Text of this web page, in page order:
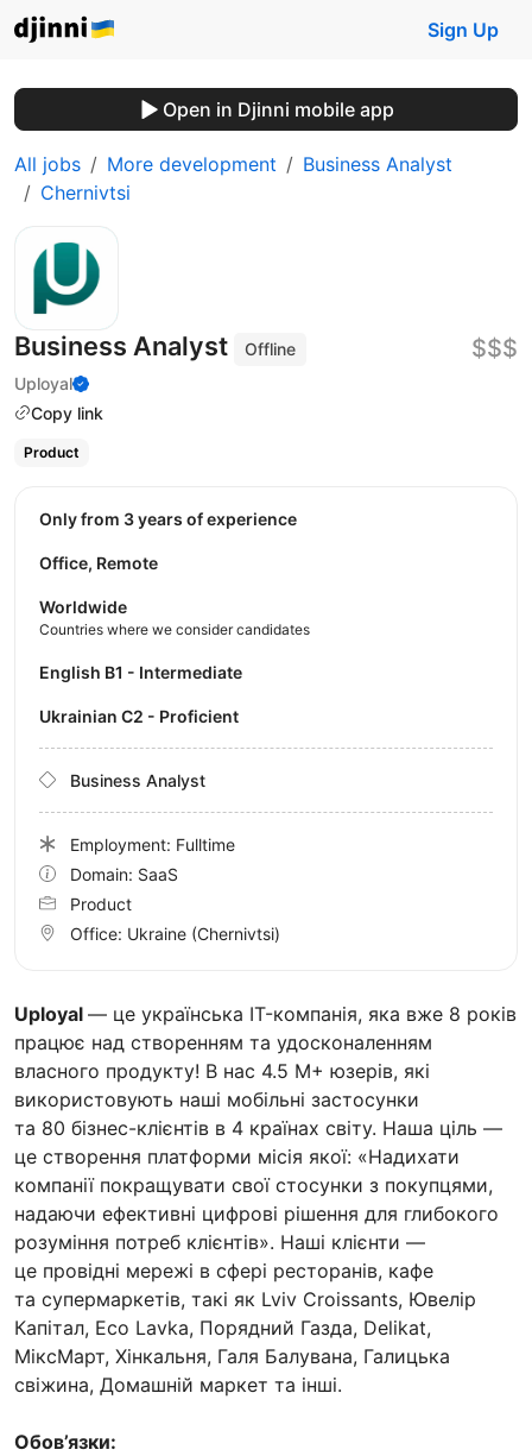
Sign Up
Open in Djinni mobile app
All jobs More development
Business Analyst
Chernivtsi
Business Analyst
Offline
Uployal
Copy link
$$$
Product
Uployal — це українська IT-компанія, яка вже 8 років
працює над створенням та удосконаленням
власного продукту! В нас 4.5 M+ юзерів, які
використовують наші мобільні застосунки
та 80 бізнес-клієнтів в 4 країнах світу. Наша ціль —
це створення платформи місія якої: «Надихати
компанії покращувати свої стосунки з покупцями,
надаючи ефективні цифрові рішення для глибокого
розуміння потреб клієнтів». Наші клієнти —
це провідні мережі в сфері ресторанів, кафе
та супермаркетів, такі як Lviv Croissants, Ювелір
Капітал, Eco Lavka, Порядний Газда, Delikat,
МіксМарт, Хінкальня, Галя Балувана, Галицька
свіжина, Домашній маркет та інші.
Обов’язки:
Only from 3 years of experience
Office, Remote
Worldwide
Countries where we consider candidates
English B1 - Intermediate
Ukrainian C2 - Proficient
Business Analyst
Employment: Fulltime
Domain: SaaS
Product
Office: Ukraine (Chernivtsi)